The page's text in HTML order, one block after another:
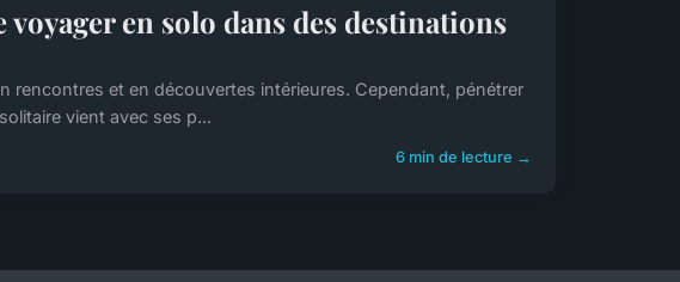
en solo dans des destinations
rencontres et en découvertes intérieures. Cependant, pénétrer
vient avec ses p...
6 min de lecture →